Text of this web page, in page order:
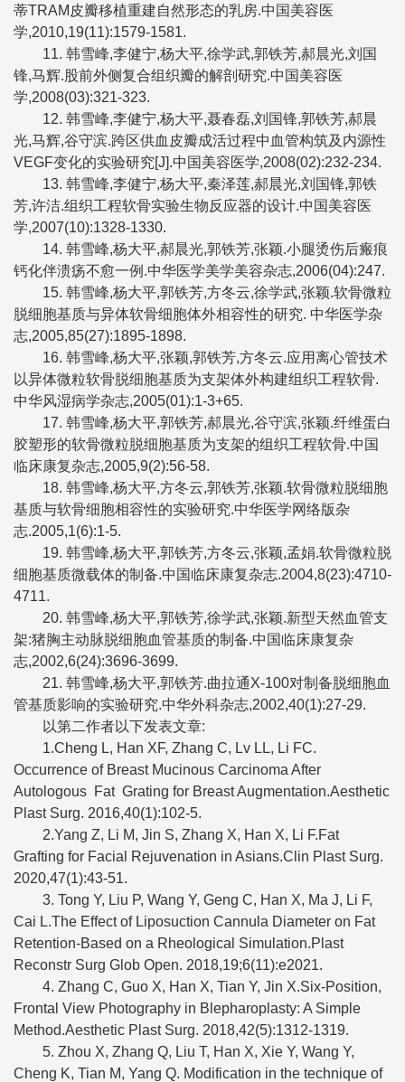
蒂TRAM皮瓣移植重建自然形态的乳房.中国美容医
学,2010,19(11):1579-1581.
11. 韩雪峰,李健宁,杨大平,徐学武,郭铁芳,郝晨光,刘国
锋,马辉.股前外侧复合组织瓣的解剖研究.中国美容医
学,2008(03):321-323.
12. 韩雪峰,李健宁,杨大平,聂春磊,刘国锋,郭铁芳,郝晨
光,马辉,谷守滨.跨区供血皮瓣成活过程中血管构筑及内源性
VEGF变化的实验研究[J].中国美容医学,2008(02):232-234.
13. 韩雪峰,李健宁,杨大平,秦泽莲,郝晨光,刘国锋,郭铁
芳,许洁.组织工程软骨实验生物反应器的设计.中国美容医
学,2007(10):1328-1330.
14. 韩雪峰,杨大平,郝晨光,郭铁芳,张颖.小腿烫伤后瘢痕
钙化伴溃疡不愈一例.中华医学美学美容杂志,2006(04):247.
15. 韩雪峰,杨大平,郭铁芳,方冬云,徐学武,张颖.软骨微粒
脱细胞基质与异体软骨细胞体外相容性的研究. 中华医学杂
志,2005,85(27):1895-1898.
16. 韩雪峰,杨大平,张颖,郭铁芳,方冬云.应用离心管技术
以异体微粒软骨脱细胞基质为支架体外构建组织工程软骨.
中华风湿病学杂志,2005(01):1-3+65.
17. 韩雪峰,杨大平,郭铁芳,郝晨光,谷守滨,张颖.纤维蛋白
胶塑形的软骨微粒脱细胞基质为支架的组织工程软骨.中国
临床康复杂志,2005,9(2):56-58.
18. 韩雪峰,杨大平,方冬云,郭铁芳,张颖.软骨微粒脱细胞
基质与软骨细胞相容性的实验研究.中华医学网络版杂
志.2005,1(6):1-5.
19. 韩雪峰,杨大平,郭铁芳,方冬云,张颖,孟娟.软骨微粒脱
细胞基质微载体的制备.中国临床康复杂志.2004,8(23):4710-
4711.
20. 韩雪峰,杨大平,郭铁芳,徐学武,张颖.新型天然血管支
架:猪胸主动脉脱细胞血管基质的制备.中国临床康复杂
志,2002,6(24):3696-3699.
21. 韩雪峰,杨大平,郭铁芳.曲拉通X-100对制备脱细胞血
管基质影响的实验研究.中华外科杂志,2002,40(1):27-29.
以第二作者以下发表文章:
1.Cheng L, Han XF, Zhang C, Lv LL, Li FC.
Occurrence of Breast Mucinous Carcinoma After
Autologous Fat Grating for Breast Augmentation.Aesthetic
Plast Surg. 2016,40(1):102-5.
2.Yang Z, Li M, Jin S, Zhang X, Han X, Li F.Fat
Grafting for Facial Rejuvenation in Asians.Clin Plast Surg.
2020,47(1):43-51.
3. Tong Y, Liu P, Wang Y, Geng C, Han X, Ma J, Li F,
Cai L.The Effect of Liposuction Cannula Diameter on Fat
Retention-Based on a Rheological Simulation.Plast
Reconstr Surg Glob Open. 2018,19;6(11):e2021.
4. Zhang C, Guo X, Han X, Tian Y, Jin X.Six-Position,
Frontal View Photography in Blepharoplasty: A Simple
Method.Aesthetic Plast Surg. 2018,42(5):1312-1319.
5. Zhou X, Zhang Q, Liu T, Han X, Xie Y, Wang Y,
Cheng K, Tian M, Yang Q. Modification in the technique of